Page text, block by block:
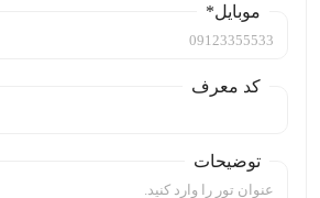
موبایل*
کد معرف
توضیحات